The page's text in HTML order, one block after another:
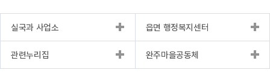
실국과 사업소 읍면 행정복지센터
관련누리집 완주마을공동체